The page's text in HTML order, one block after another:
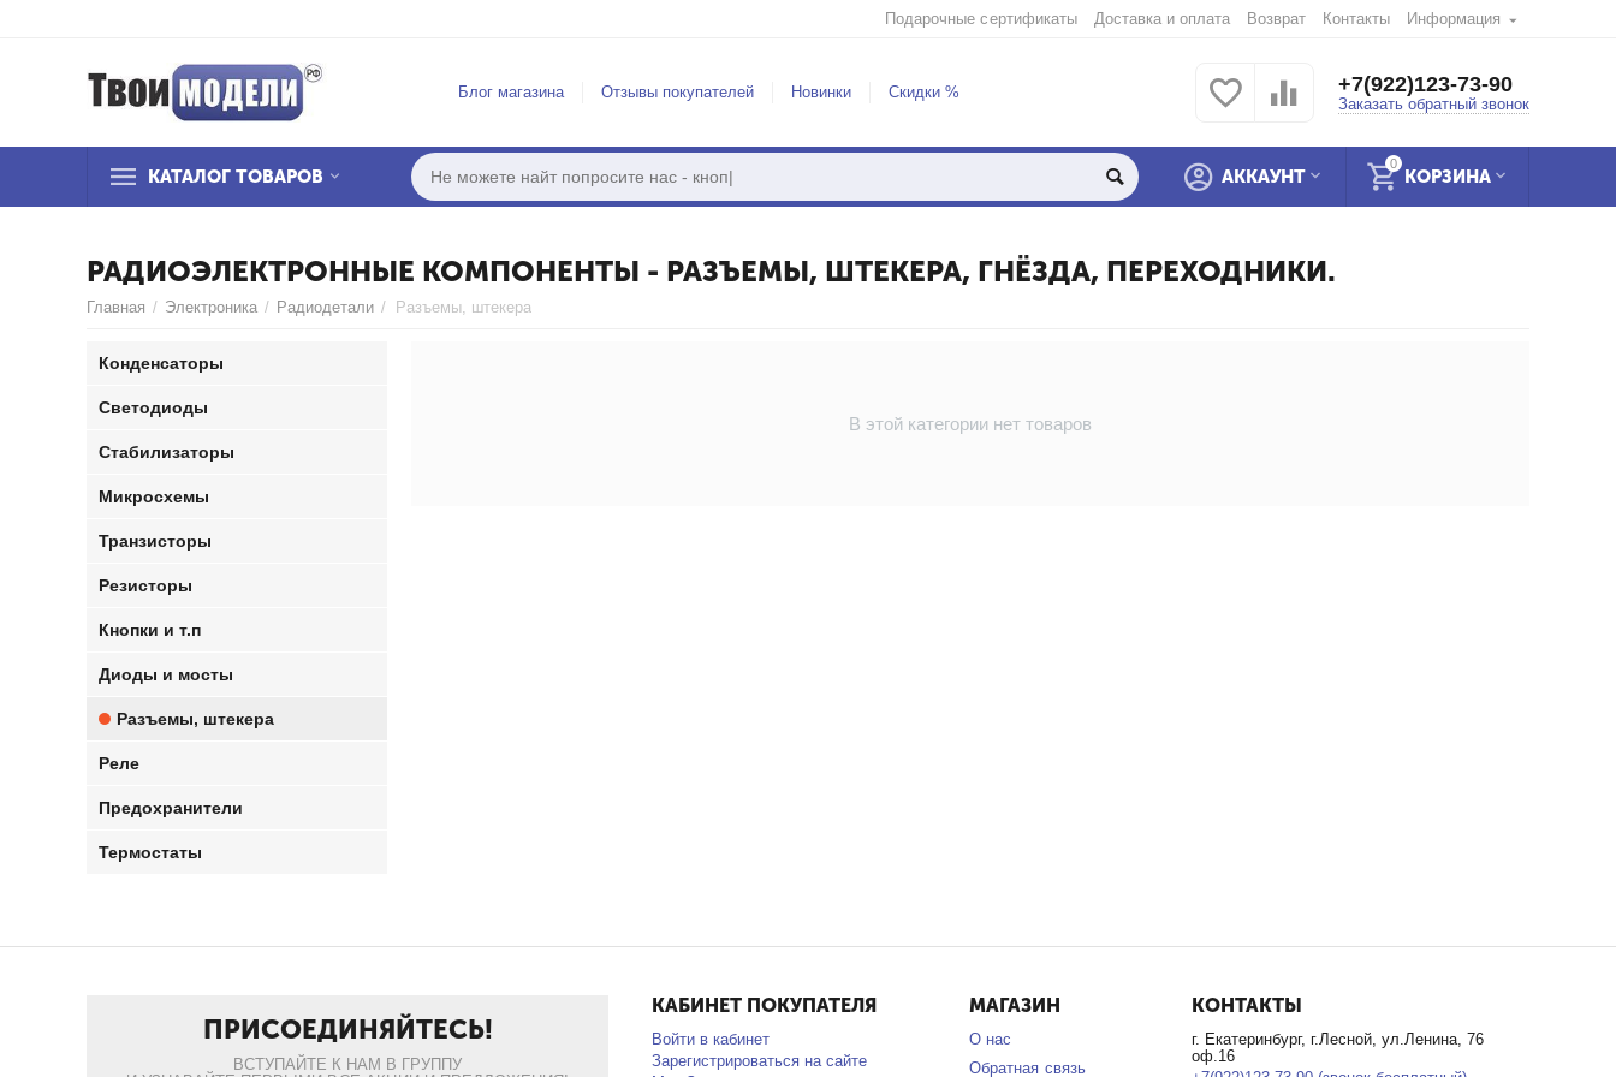
Подарочные сертификаты Доставка и оплата Возврат Контакты Информация
Блог магазина Отзывы покупателей Новинки Скидки % +7(922)123-73-90
Заказать обратный звонок
КАТАЛОГ ТОВАРОВ
0
КОРЗИНА
АККАУНТ
РАДИОЭЛЕКТРОННЫЕ КОМПОНЕНТЫ - РАЗЪЕМЫ, ШТЕКЕРА, ГНЁЗДА, ПЕРЕХОДНИКИ.
Главная / Электроника / Радиодетали / Разъемы, штекера
В этой категории нет товаров
Конденсаторы
Светодиоды
Стабилизаторы
Микросхемы
Транзисторы
Резисторы
Кнопки и т.п
Диоды и мосты
Разъемы, штекера
Реле
Предохранители
Термостаты
ПРИСОЕДИНЯЙТЕСЬ!
ВСТУПАЙТЕ К НАМ В ГРУППУ
КАБИНЕТ ПОКУПАТЕЛЯ
Войти в кабинет
Зарегистрироваться на сайте
МАГАЗИН
О нас
Обратная связь
КОНТАКТЫ
г. Екатеринбург, г.Лесной, ул.Ленина, 76
оф.16